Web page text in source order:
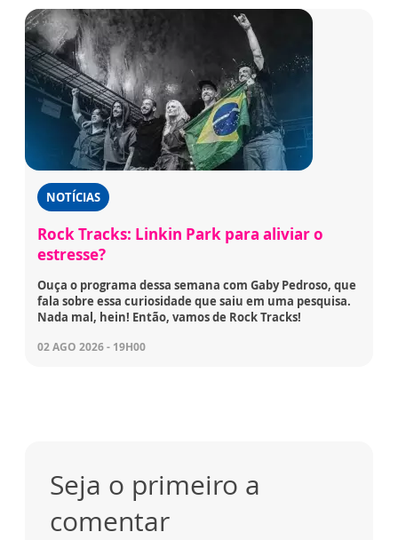
NOTÍCIAS
Rock Tracks: Linkin Park para aliviar o
estresse?
Ouça o programa dessa semana com Gaby Pedroso, que
fala sobre essa curiosidade que saiu em uma pesquisa.
Nada mal, hein! Então, vamos de Rock Tracks!
02 AGO 2026 - 19H00
Seja o primeiro a
comentar